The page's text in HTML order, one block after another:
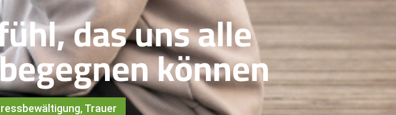
das uns alle
können
,Trauer